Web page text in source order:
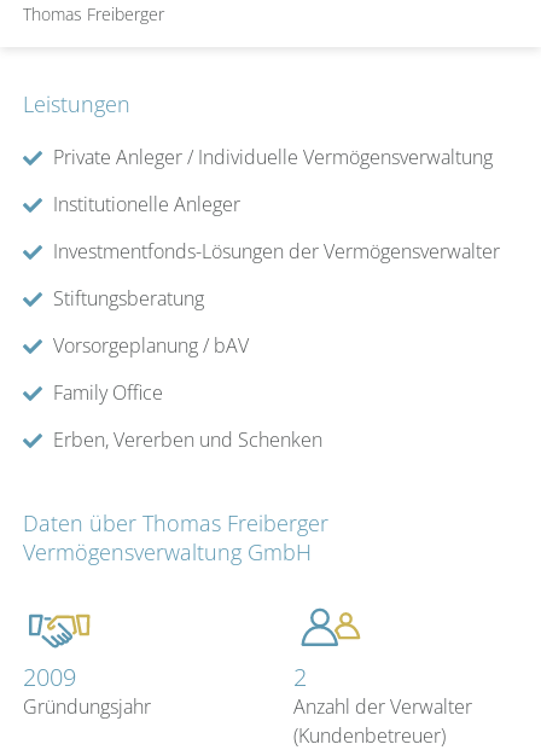
Thomas Freiberger
Leistungen
Private Anleger / Individuelle Vermögensverwaltung
Institutionelle Anleger
Investmentfonds-Lösungen der Vermögensverwalter
Stiftungsberatung
Vorsorgeplanung / bAV
Family Office
Erben, Vererben und Schenken
Daten über Thomas Freiberger
Vermögensverwaltung GmbH
2009
Gründungsjahr
2
Anzahl der Verwalter
(Kundenbetreuer)